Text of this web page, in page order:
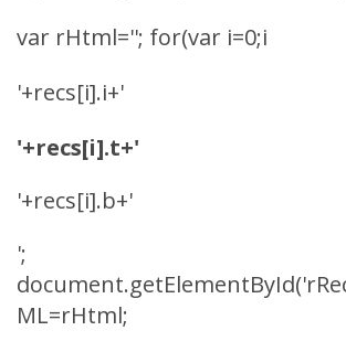
var rHtml=''; for(var i=0;i
'+recs[i].i+'
'+recs[i].t+'
'+recs[i].b+'
';
ML=rHtml;